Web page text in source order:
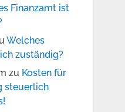
Finanzamt ist
Welches
zuständig?
zu Kosten für
steuerlich